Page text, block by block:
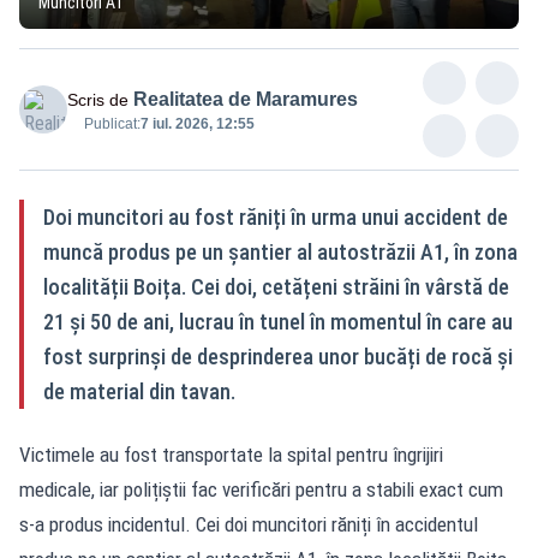
Scris de Realitatea de Maramures
Publicat:7 iul. 2026, 12:55
Doi muncitori au fost răniți în urma unui accident de
muncă produs pe un șantier al autostrăzii A1, în zona
localității Boița. Cei doi, cetățeni străini în vârstă de
21 și 50 de ani, lucrau în tunel în momentul în care au
fost surprinși de desprinderea unor bucăți de rocă și
de material din tavan.
Victimele au fost transportate la spital pentru îngrijiri
medicale, iar polițiștii fac verificări pentru a stabili exact cum
s-a produs incidentul. Cei doi muncitori răniți în accidentul